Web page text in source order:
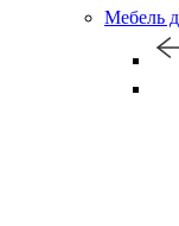
Мебель